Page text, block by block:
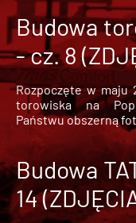
Budowa
- cz. 8
Rozpoczęte w maju
torowiska na
Państwu obszerną
Budowa
14